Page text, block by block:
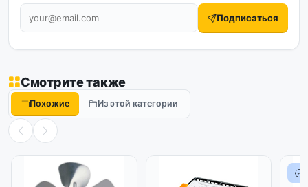
Подписаться
Смотрите также
Похожие Из этой категории